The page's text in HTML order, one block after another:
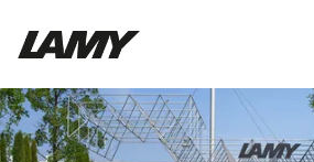
Instruments d'écriture